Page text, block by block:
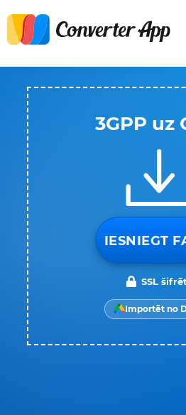
3GPP uz
IESNIEGT
SSL
Importēt no